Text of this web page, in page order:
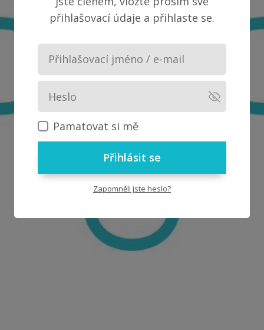
přihlašovací údaje a přihlaste se.
Pamatovat si mě
Přihlásit se
Zapomněli jste heslo?